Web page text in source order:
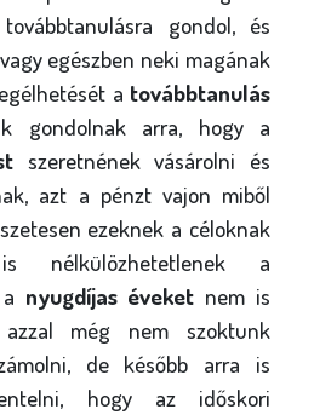
gondol, és
egészben neki magának
a továbbtanulás
gondolnak arra, hogy a
szeretnének vásárolni és
azt a pénzt vajon miből
ezeknek a céloknak
nélkülözhetetlenek a
nyugdíjas éveket nem is
még nem szoktunk
de később arra is
hogy az időskori